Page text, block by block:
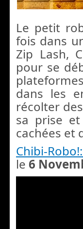
Le petit
fois dans
Zip Lash,
pour se
dans les
récolter
sa prise
cachées et
Chibi-
le 6